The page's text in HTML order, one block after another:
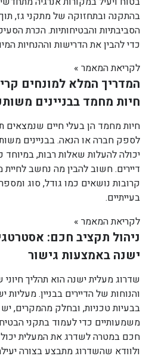
בהתקנה ובתחזוקה של מתקני גז,
הסביבתיות והבטיחותיות. הכרת
כדי להבין את הדרישות וההנחיות
לקריאת המאמר »
המדריך המלא למונחים
חיות מחמד בבניינים
חיות מחמד הן בעלי חיים שנמצאים
לספק חברה או הנאה. בבניינים
יכולה להעלות שאלות רבות, במיוחד
דיירים. חשוב להבין מה נחשב
קרובות נושאים כמו גודל, סוג ומספר
בעייתיים.
לקריאת המאמר »
ניהול תקציב חכם:
ישנה באמצעות גישור
שדרוג מעלית ישנה הוא תהליך
והנוחות של הדיירים בבניין. מעליות
בבעיות טכניות, ובחלק מהמקרים,
משמעותיים כדי לעמוד בתקני
חכם במטרה לשדרג את המעלית יכול
ולוודא שהשדרוג מתבצע בצורה